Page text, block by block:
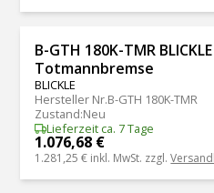
B-GTH 180K-TMR
Totmannbremse
BLICKLE
Hersteller Nr.B-GTH 180K-TMR
Zustand:Neu
Lieferzeit ca. 7 Tage
1.076,68 €
1.281,25 € inkl. MwSt. zzgl.